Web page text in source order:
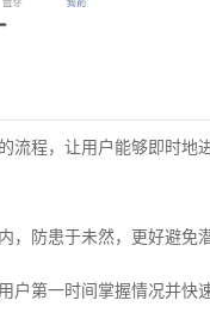
流程，让用户能够即时地
防患于未然，更好避免
户第一时间掌握情况并快